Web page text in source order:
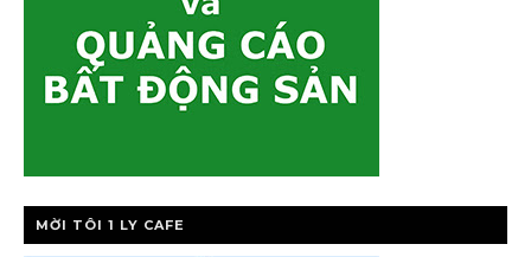
MỜI TÔI 1 LY CAFE